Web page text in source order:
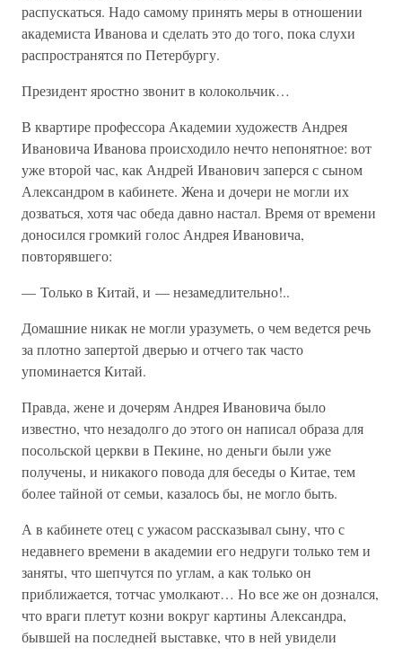
распускаться. Надо самому принять меры в отношении
академиста Иванова и сделать это до того, пока слухи
распространятся по Петербургу.
Президент яростно звонит в колокольчик…
В квартире профессора Академии художеств Андрея
Ивановича Иванова происходило нечто непонятное: вот
уже второй час, как Андрей Иванович заперся с сыном
Александром в кабинете. Жена и дочери не могли их
дозваться, хотя час обеда давно настал. Время от времени
доносился громкий голос Андрея Ивановича,
повторявшего:
— Только в Китай, и — незамедлительно!..
Домашние никак не могли уразуметь, о чем ведется речь
за плотно запертой дверью и отчего так часто
упоминается Китай.
Правда, жене и дочерям Андрея Ивановича было
известно, что незадолго до этого он написал образа для
посольской церкви в Пекине, но деньги были уже
получены, и никакого повода для беседы о Китае, тем
более тайной от семьи, казалось бы, не могло быть.
А в кабинете отец с ужасом рассказывал сыну, что с
недавнего времени в академии его недруги только тем и
заняты, что шепчутся по углам, а как только он
приближается, тотчас умолкают… Но все же он дознался,
что враги плетут козни вокруг картины Александра,
бывшей на последней выставке, что в ней увидели